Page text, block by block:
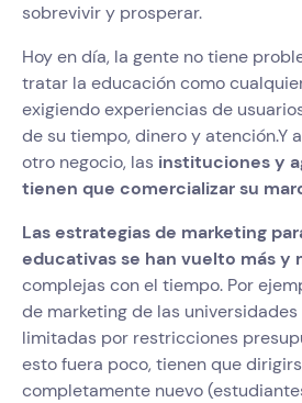
sobrevivir y prosperar.
Hoy en día, la gente no tiene
tratar la educación como
exigiendo experiencias de
de su tiempo, dinero y atención.Y
otro negocio, las instituciones y
tienen que comercializar su
Las estrategias de marketing
educativas se han vuelto más y
complejas con el tiempo. Por
de marketing de las
limitadas por restricciones
esto fuera poco, tienen que
completamente nuevo